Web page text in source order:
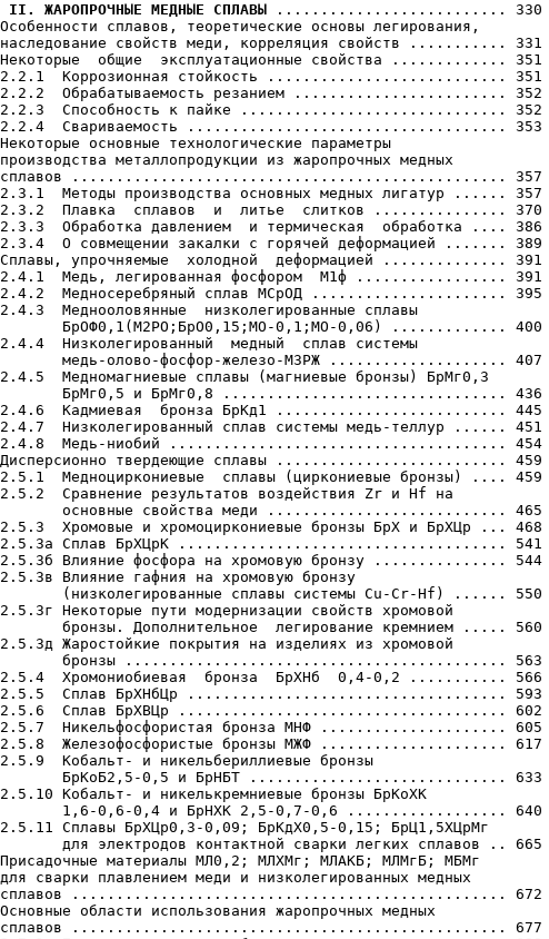
II. ЖАРОПРОЧНЫЕ МЕДНЫЕ СПЛАВЫ .......................... 330
сплавов, теоретические основы легирования,
свойств меди, корреляция свойств ........... 331
общие  эксплуатационные свойства ............. 351
Коррозионная стойкость ........................... 351
Обрабатываемость резанием ........................ 352
Способность к пайке .............................. 352
Свариваемость .................................... 353
основные технологические параметры
металлопродукции из жаропрочных медных
................................................. 357
Методы производства основных медных лигатур ...... 357
Плавка  сплавов  и  литье  слитков ............... 370
Обработка давлением  и термическая  обработка .... 386
О совмещении закалки с горячей деформацией ....... 389
упрочняемые  холодной  деформацией .............. 391
Медь, легированная фосфором  М1ф ................. 391
Медносеребряный сплав МСрОД ...................... 395
Меднооловянные  низколегированные сплавы
БрОФ0,1(М2РО;БрО0,15;МО-0,1;МО-0,06) ............. 400
Низколегированный  медный  сплав системы
медь-олово-фосфор-железо-МЗРЖ .................... 407
Медномагниевые сплавы (магниевые бронзы) БрМг0,3
БрМг0,5 и БрМг0,8 ................................ 436
Кадмиевая  бронза БрКд1 .......................... 445
Низколегированный сплав системы медь-теллур ...... 451
Медь-ниобий ...................................... 454
твердеющие сплавы .......................... 459
Медноциркониевые  сплавы (циркониевые бронзы) .... 459
Сравнение результатов воздействия Zr и Hf на
основные свойства меди ........................... 465
Хромовые и хромоциркониевые бронзы БрХ и БрХЦр ... 468
Сплав БрХЦрК ..................................... 541
Влияние фосфора на хромовую бронзу ............... 544
Влияние гафния на хромовую бронзу
(низколегированные сплавы системы Cu-Cr-Hf) ...... 550
Некоторые пути модернизации свойств хромовой
бронзы. Дополнительное  легирование кремнием ..... 560
Жаростойкие покрытия на изделиях из хромовой
бронзы ........................................... 563
Хромониобиевая  бронза  БрХНб  0,4-0,2 ........... 566
Сплав БрХНбЦр .................................... 593
Сплав БрХВЦр ..................................... 602
Никельфосфористая бронза МНФ ..................... 605
Железофосфористые бронзы МЖФ ..................... 617
Кобальт- и никельбериллиевые бронзы
БрКоБ2,5-0,5 и БрНБТ ............................. 633
Кобальт- и никелькремниевые бронзы БрКоХК
1,6-0,6-0,4 и БрНХК 2,5-0,7-0,6 .................. 640
Сплавы БрХЦр0,3-0,09; БрКдХ0,5-0,15; БрЦ1,5ХЦрМг
для электродов контактной сварки легких сплавов .. 665
материалы МЛ0,2; МЛХМг; МЛАКБ; МЛМгБ; МБМг
сварки плавлением меди и низколегированных медных
................................................. 672
области использования жаропрочных медных
................................................. 677